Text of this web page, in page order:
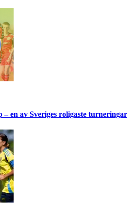
en av Sveriges roligaste turneringar